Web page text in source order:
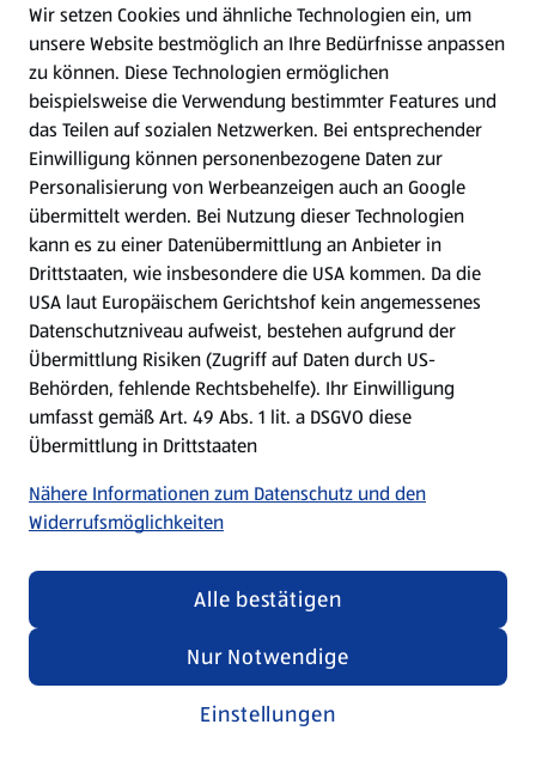
Kochen für Kinder
Rezepte entdecken
Wir setzen Cookies und ähnliche Technologien ein, um
unsere Website bestmöglich an Ihre Bedürfnisse anpassen
zu können. Diese Technologien ermöglichen
beispielsweise die Verwendung bestimmter Features und
das Teilen auf sozialen Netzwerken. Bei entsprechender
Einwilligung können personenbezogene Daten zur
Personalisierung von Werbeanzeigen auch an Google
übermittelt werden. Bei Nutzung dieser Technologien
kann es zu einer Datenübermittlung an Anbieter in
Drittstaaten, wie insbesondere die USA kommen. Da die
USA laut Europäischem Gerichtshof kein angemessenes
Datenschutzniveau aufweist, bestehen aufgrund der
Übermittlung Risiken (Zugriff auf Daten durch US-
Behörden, fehlende Rechtsbehelfe). Ihr Einwilligung
umfasst gemäß Art. 49 Abs. 1 lit. a DSGVO diese
Übermittlung in Drittstaaten
Nähere Informationen zum Datenschutz und den
Widerrufsmöglichkeiten
Einstellungen
Nur Notwendige
Alle bestätigen